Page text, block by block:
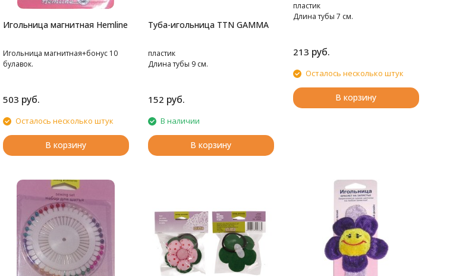
Игольница магнитная Hemline
Игольница магнитная+бонус 10
булавок.
503 руб.
Осталось несколько штук
В корзину
Туба-игольница TTN GAMMA
пластик
Длина тубы 9 см.
152 руб.
В наличии
В корзину
пластик
Длина тубы 7 см.
213 руб.
Осталось несколько штук
В корзину